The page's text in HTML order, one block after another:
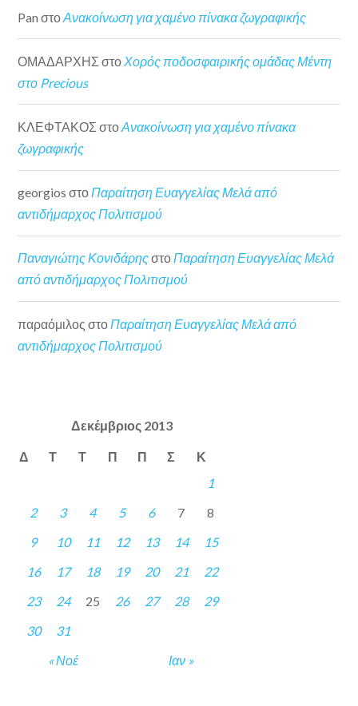
Pan στοΑνακοίνωση για χαμένο πίνακα ζωγραφικής
ΟΜΑΔΑΡΧΗΣ στο Χορός ποδοσφαιρικής ομάδας Μέντη
στο Precious
ΚΛΕΦΤΑΚΟΣ στοΑνακοίνωση για χαμένο πίνακα
ζωγραφικής
georgios στοΠαραίτηση Ευαγγελίας Μελά από
αντιδήμαρχος Πολιτισμού
Παναγιώτης ΚονιδάρηςστοΠαραίτηση Ευαγγελίας Μελά
από αντιδήμαρχος Πολιτισμού
παραόμιλος στο Παραίτηση Ευαγγελίας Μελά από
αντιδήμαρχος Πολιτισμού
Δεκέμβριος 2013
Δ Τ Τ Π Π Σ Κ
« Νοέ Ιαν »
1
2
3 4 5 6 7
8
9
10 11 12 13 14
15
16
17 18 19 20 21
22
23
24 25 26 27 28
29
30
31